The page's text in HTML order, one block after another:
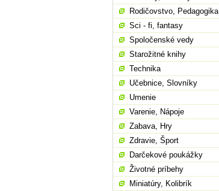
Rodičovstvo, Pedagogika
Sci - fi, fantasy
Spoločenské vedy
Starožitné knihy
Technika
Učebnice, Slovníky
Umenie
Varenie, Nápoje
Zabava, Hry
Zdravie, Šport
Darčekové poukážky
Životné príbehy
Miniatúry, Kolibrík